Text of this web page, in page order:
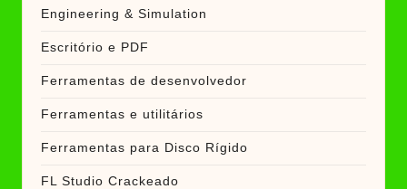
Engineering & Simulation
Escritório e PDF
Ferramentas de desenvolvedor
Ferramentas e utilitários
Ferramentas para Disco Rígido
FL Studio Crackeado